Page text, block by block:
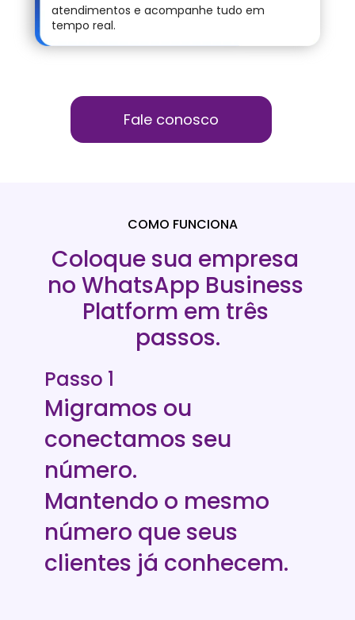
Fale conosco
atendimentos e acompanhe tudo em
tempo real.
COMO FUNCIONA
Coloque sua empresa
no WhatsApp Business
Platform em três
passos.
Passo 1
Migramos ou
conectamos seu
número.
Mantendo o mesmo
número que seus
clientes já conhecem.